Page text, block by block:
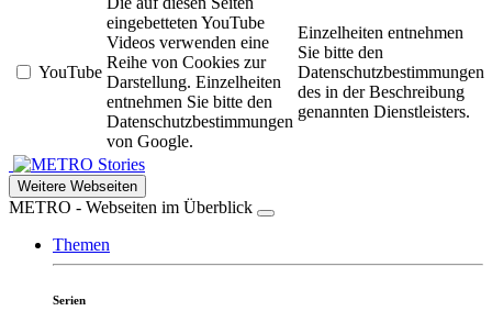
YouTube
eingebetteten YouTube
Videos verwenden eine
Reihe von Cookies zur
Darstellung. Einzelheiten
entnehmen Sie bitte den
Datenschutzbestimmungen
von Google.
Einzelheiten entnehmen
Sie bitte den
Datenschutzbestimmungen
des in der Beschreibung
genannten Dienstleisters.
Stories
Weitere Webseiten
METRO - Webseiten im Überblick
Themen
Serien